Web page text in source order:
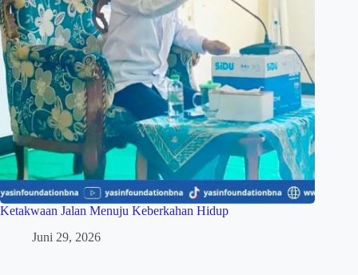
Ketakwaan Jalan Menuju Keberkahan Hidup
Juni 29, 2026